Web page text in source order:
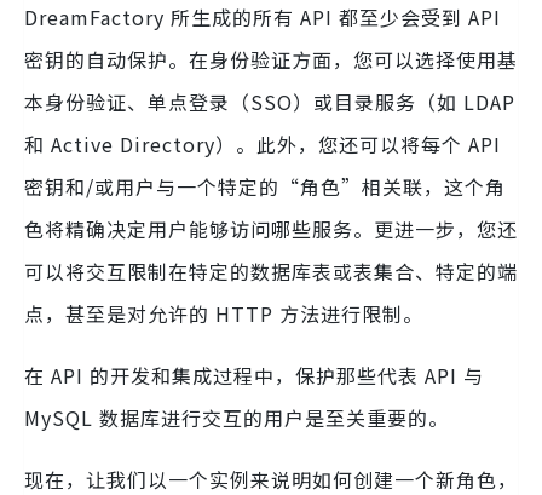
DreamFactory 所生成的所有 API 都至少会受到 API
密钥的自动保护。在身份验证方面，您可以选择使用基
本身份验证、单点登录（SSO）或目录服务（如 LDAP
和 Active Directory）。此外，您还可以将每个 API
密钥和/或用户与一个特定的“角色”相关联，这个角
色将精确决定用户能够访问哪些服务。更进一步，您还
可以将交互限制在特定的数据库表或表集合、特定的端
点，甚至是对允许的 HTTP 方法进行限制。
在 API 的开发和集成过程中，保护那些代表 API 与
MySQL 数据库进行交互的用户是至关重要的。
现在，让我们以一个实例来说明如何创建一个新角色，